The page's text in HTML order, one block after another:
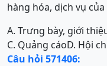
hàng hóa, dịch vụ
A. Trưng bày, giới
C. Quảng cáoD. Hội
Câu hỏi 571406: